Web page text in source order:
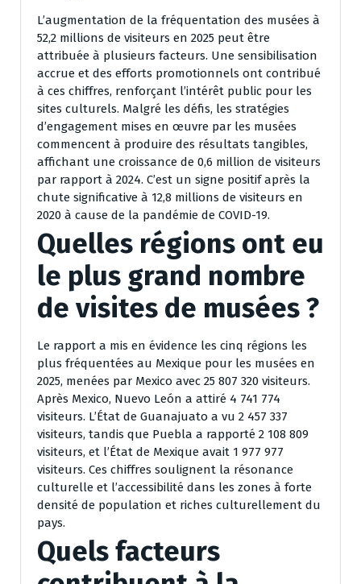
L’augmentation de la fréquentation des musées à
52,2 millions de visiteurs en 2025 peut être
attribuée à plusieurs facteurs. Une sensibilisation
accrue et des efforts promotionnels ont contribué
à ces chiffres, renforçant l’intérêt public pour les
sites culturels. Malgré les défis, les stratégies
d’engagement mises en œuvre par les musées
commencent à produire des résultats tangibles,
affichant une croissance de 0,6 million de visiteurs
par rapport à 2024. C’est un signe positif après la
chute significative à 12,8 millions de visiteurs en
2020 à cause de la pandémie de COVID-19.
Quelles régions ont eu
le plus grand nombre
de visites de musées ?
Le rapport a mis en évidence les cinq régions les
plus fréquentées au Mexique pour les musées en
2025, menées par Mexico avec 25 807 320 visiteurs.
Après Mexico, Nuevo León a attiré 4 741 774
visiteurs. L’État de Guanajuato a vu 2 457 337
visiteurs, tandis que Puebla a rapporté 2 108 809
visiteurs, et l’État de Mexique avait 1 977 977
visiteurs. Ces chiffres soulignent la résonance
culturelle et l’accessibilité dans les zones à forte
densité de population et riches culturellement du
pays.
Quels facteurs